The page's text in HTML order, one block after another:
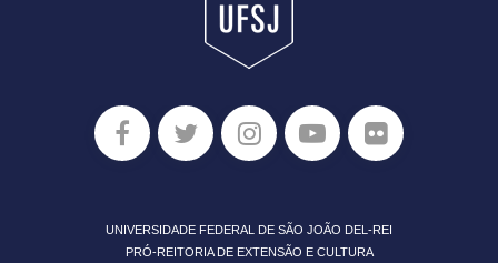
UNIVERSIDADE FEDERAL DE SÃO JOÃO DEL-REI
PRÓ-REITORIA DE EXTENSÃO E CULTURA